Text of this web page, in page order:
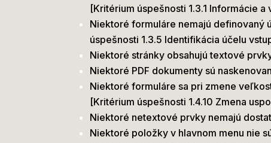
[Kritérium úspešnosti 1.3.1 Informácie
Niektoré formuláre nemajú definovaný
úspešnosti 1.3.5 Identifikácia účelu
Niektoré stránky obsahujú textové
Niektoré PDF dokumenty sú
Niektoré formuláre sa pri zmene
[Kritérium úspešnosti 1.4.10 Zmena
Niektoré netextové prvky nemajú
Niektoré položky v hlavnom menu nie